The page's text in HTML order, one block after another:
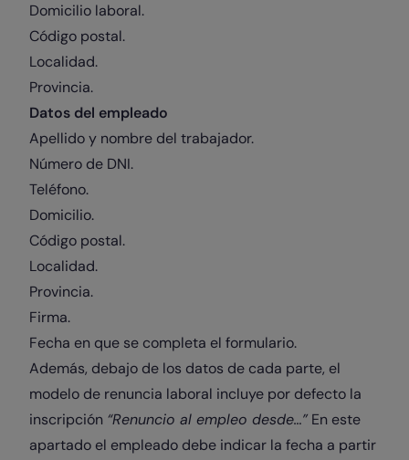
Domicilio laboral.
Código postal.
Localidad.
Provincia.
Datos del empleado
Apellido y nombre del trabajador.
Número de DNI.
Teléfono.
Domicilio.
Código postal.
Localidad.
Provincia.
Firma.
Fecha en que se completa el formulario.
Además, debajo de los datos de cada parte, el
modelo de renuncia laboral incluye por defecto la
inscripción “Renuncio al empleo desde…” En este
apartado el empleado debe indicar la fecha a partir